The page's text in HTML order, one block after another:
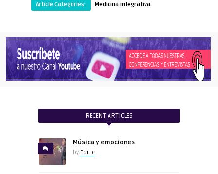
Article Categories: Medicina integrativa
RECENT ARTICLES
Música y emociones
by Editor